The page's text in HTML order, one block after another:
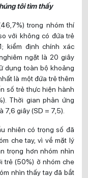
tôi tìm thấy
trong nhóm thí
với không có đứa trẻ
kiểm định chính xác
ngặt là 20 giây
dụng toàn bộ khoảng
là một đứa trẻ thêm
số trẻ thực hiện hành
Thời gian phản ứng
7,6 giây (SD = 7,5).
nhiên có trọng số đã
che tay, vì về mặt lý
trọng hơn nhóm nhìn
trẻ (50%) ở nhóm che
nhìn thấy tay đã bắt